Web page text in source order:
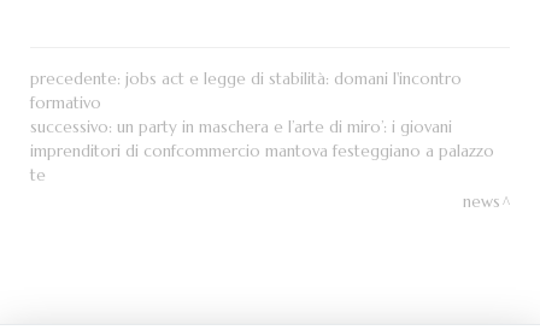
precedente: jobs act e legge di stabilità: domani l'incontro
formativo
successivo: un party in maschera e l’arte di miro’: i giovani
imprenditori di confcommercio mantova festeggiano a palazzo
te
news